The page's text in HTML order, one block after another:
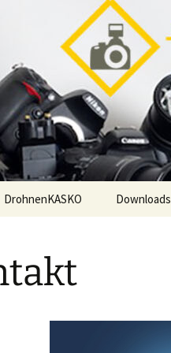
DrohnenKASKO Downloads